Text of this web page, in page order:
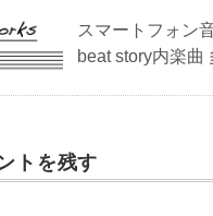
スマートフォン
beat story内楽曲
トを残す